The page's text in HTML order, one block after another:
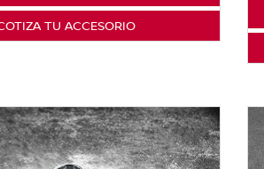
TU ACCESORIO